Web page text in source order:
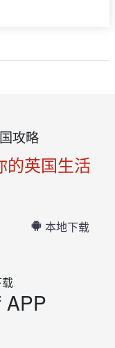
攻略
的英国生活
本地下载
APP